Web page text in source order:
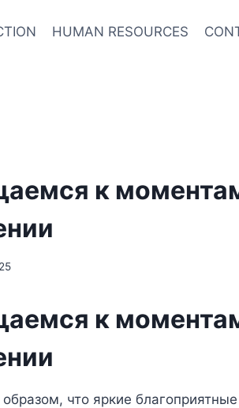
HUMAN RESOURCES
к
к
что яркие